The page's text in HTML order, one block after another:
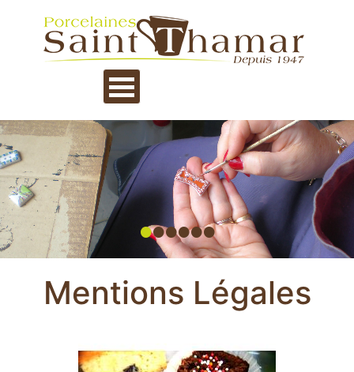
••••••
Mentions Légales